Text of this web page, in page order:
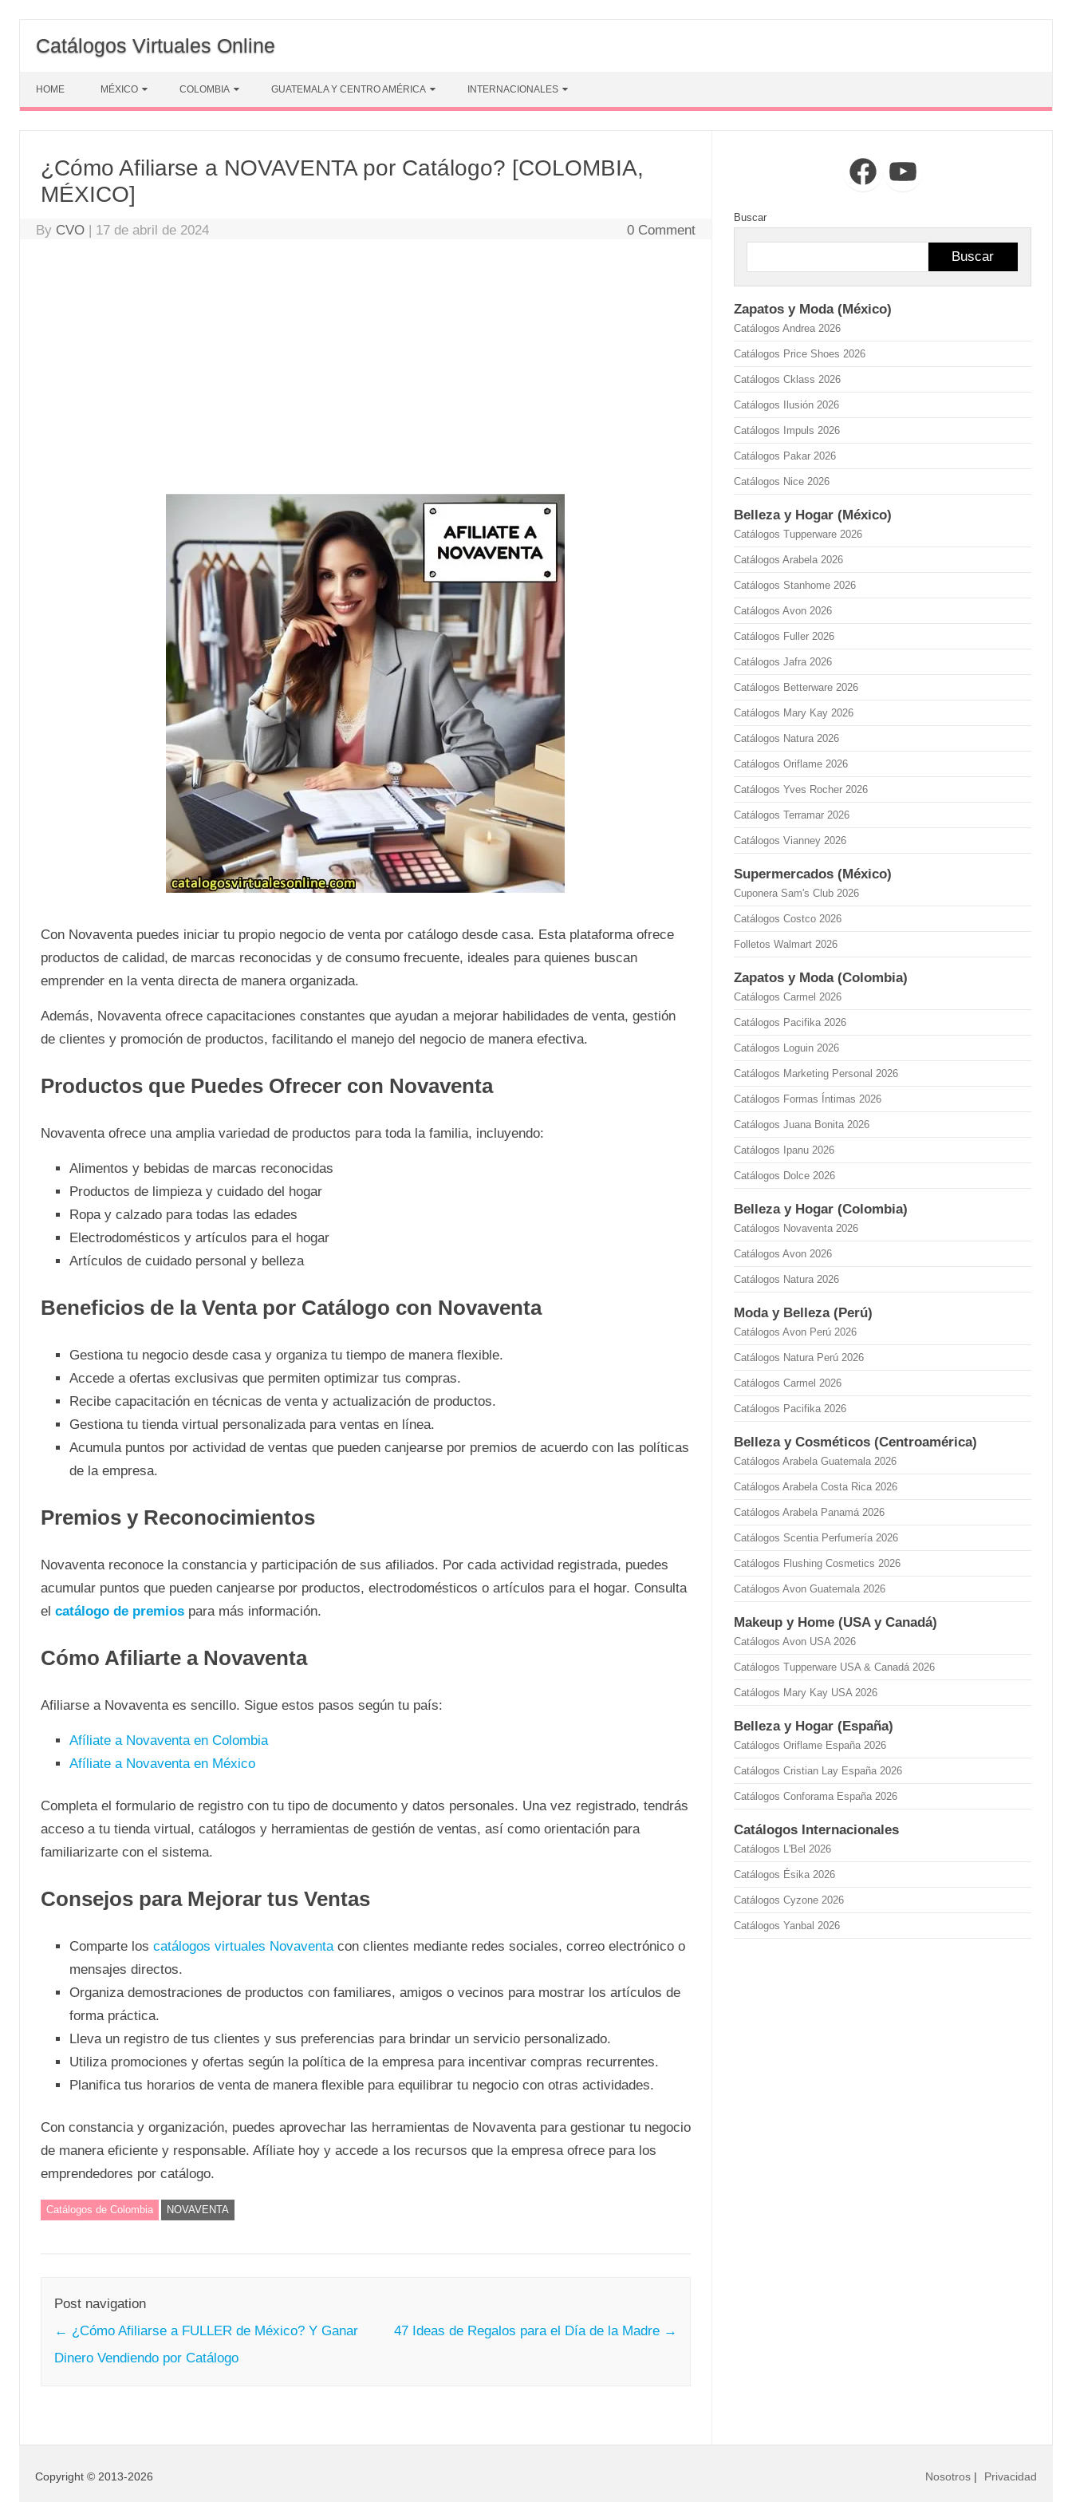
content
Catálogos Virtuales Online
HOME MÉXICO COLOMBIA GUATEMALA Y CENTRO AMÉRICA INTERNACIONALES
¿Cómo Afiliarse a NOVAVENTA por Catálogo? [COLOMBIA,
MÉXICO]
By CVO | 17 de abril de 2024 0 Comment
Con Novaventa puedes iniciar tu propio negocio de venta por catálogo desde casa. Esta plataforma ofrece
productos de calidad, de marcas reconocidas y de consumo frecuente, ideales para quienes buscan
emprender en la venta directa de manera organizada.
Además, Novaventa ofrece capacitaciones constantes que ayudan a mejorar habilidades de venta, gestión
de clientes y promoción de productos, facilitando el manejo del negocio de manera efectiva.
Productos que Puedes Ofrecer con Novaventa
Novaventa ofrece una amplia variedad de productos para toda la familia, incluyendo:
Alimentos y bebidas de marcas reconocidas
Productos de limpieza y cuidado del hogar
Ropa y calzado para todas las edades
Electrodomésticos y artículos para el hogar
Artículos de cuidado personal y belleza
Beneficios de la Venta por Catálogo con Novaventa
Gestiona tu negocio desde casa y organiza tu tiempo de manera flexible.
Accede a ofertas exclusivas que permiten optimizar tus compras.
Recibe capacitación en técnicas de venta y actualización de productos.
Gestiona tu tienda virtual personalizada para ventas en línea.
Acumula puntos por actividad de ventas que pueden canjearse por premios de acuerdo con las políticas
de la empresa.
Premios y Reconocimientos
Novaventa reconoce la constancia y participación de sus afiliados. Por cada actividad registrada, puedes
acumular puntos que pueden canjearse por productos, electrodomésticos o artículos para el hogar. Consulta
el catálogo de premiospara más información.
Cómo Afiliarte a Novaventa
Afiliarse a Novaventa es sencillo. Sigue estos pasos según tu país:
Afíliate a Novaventa en Colombia
Afíliate a Novaventa en México
Completa el formulario de registro con tu tipo de documento y datos personales. Una vez registrado, tendrás
acceso a tu tienda virtual, catálogos y herramientas de gestión de ventas, así como orientación para
familiarizarte con el sistema.
Consejos para Mejorar tus Ventas
Comparte los catálogos virtuales Novaventacon clientes mediante redes sociales, correo electrónico o
mensajes directos.
Organiza demostraciones de productos con familiares, amigos o vecinos para mostrar los artículos de
forma práctica.
Lleva un registro de tus clientes y sus preferencias para brindar un servicio personalizado.
Utiliza promociones y ofertas según la política de la empresa para incentivar compras recurrentes.
Planifica tus horarios de venta de manera flexible para equilibrar tu negocio con otras actividades.
Con constancia y organización, puedes aprovechar las herramientas de Novaventa para gestionar tu negocio
de manera eficiente y responsable. Afíliate hoy y accede a los recursos que la empresa ofrece para los
emprendedores por catálogo.
Catálogos de Colombia NOVAVENTA
Post navigation
← ¿Cómo Afiliarse a FULLER de México? Y Ganar
Dinero Vendiendo por Catálogo
47 Ideas de Regalos para el Día de la Madre →
FacebookYouTube
Buscar
Buscar
Zapatos y Moda (México)
Catálogos Andrea 2026
Catálogos Price Shoes 2026
Catálogos Cklass 2026
Catálogos Ilusión 2026
Catálogos Impuls 2026
Catálogos Pakar 2026
Catálogos Nice 2026
Belleza y Hogar (México)
Catálogos Tupperware 2026
Catálogos Arabela 2026
Catálogos Stanhome 2026
Catálogos Avon 2026
Catálogos Fuller 2026
Catálogos Jafra 2026
Catálogos Betterware 2026
Catálogos Mary Kay 2026
Catálogos Natura 2026
Catálogos Oriflame 2026
Catálogos Yves Rocher 2026
Catálogos Terramar 2026
Catálogos Vianney 2026
Supermercados (México)
Cuponera Sam's Club 2026
Catálogos Costco 2026
Folletos Walmart 2026
Zapatos y Moda (Colombia)
Catálogos Carmel 2026
Catálogos Pacifika 2026
Catálogos Loguin 2026
Catálogos Marketing Personal 2026
Catálogos Formas Íntimas 2026
Catálogos Juana Bonita 2026
Catálogos Ipanu 2026
Catálogos Dolce 2026
Belleza y Hogar (Colombia)
Catálogos Novaventa 2026
Catálogos Avon 2026
Catálogos Natura 2026
Moda y Belleza (Perú)
Catálogos Avon Perú 2026
Catálogos Natura Perú 2026
Catálogos Carmel 2026
Catálogos Pacifika 2026
Belleza y Cosméticos (Centroamérica)
Catálogos Arabela Guatemala 2026
Catálogos Arabela Costa Rica 2026
Catálogos Arabela Panamá 2026
Catálogos Scentia Perfumería 2026
Catálogos Flushing Cosmetics 2026
Catálogos Avon Guatemala 2026
Makeup y Home (USA y Canadá)
Catálogos Avon USA 2026
Catálogos Tupperware USA & Canadá 2026
Catálogos Mary Kay USA 2026
Belleza y Hogar (España)
Catálogos Oriflame España 2026
Catálogos Cristian Lay España 2026
Catálogos Conforama España 2026
Catálogos Internacionales
Catálogos L'Bel 2026
Catálogos Ésika 2026
Catálogos Cyzone 2026
Catálogos Yanbal 2026
Copyright © 2013-2026 Nosotros | Privacidad